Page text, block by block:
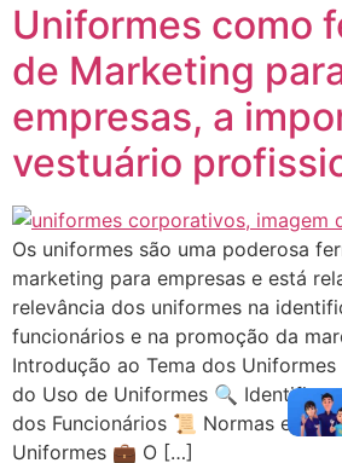
Uniformes como
de Marketing
empresas, a
vestuário
Os uniformes são uma poderosa
marketing para empresas e está
relevância dos uniformes na
funcionários e na promoção da
Introdução ao Tema dos
do Uso de Uniformes 🔍
dos Funcionários 📜 Normas e
Uniformes 💼 O […]